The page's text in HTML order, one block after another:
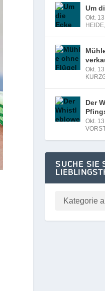
Um
Okt.
HEIDE,
Okt.
Der
Okt.
SUCHE SIE